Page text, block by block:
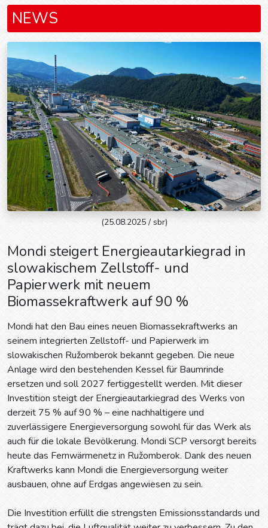
NEWS
(25.08.2025 / sbr)
Mondi steigert Energieautarkiegrad in
slowakischem Zellstoff- und
Papierwerk mit neuem
Biomassekraftwerk auf 90 %
Mondi hat den Bau eines neuen Biomassekraftwerks an
seinem integrierten Zellstoff- und Papierwerk im
slowakischen Ružomberok bekannt gegeben. Die neue
Anlage wird den bestehenden Kessel für Baumrinde
ersetzen und soll 2027 fertiggestellt werden. Mit dieser
Investition steigt der Energieautarkiegrad des Werks von
derzeit 75 % auf 90 % – eine nachhaltigere und
zuverlässigere Energieversorgung sowohl für das Werk als
auch für die lokale Bevölkerung. Mondi SCP versorgt bereits
heute das Fernwärmenetz in Ružomberok. Dank des neuen
Kraftwerks kann Mondi die Energieversorgung weiter
ausbauen, ohne auf Erdgas angewiesen zu sein.
Die Investition erfüllt die strengsten Emissionsstandards und